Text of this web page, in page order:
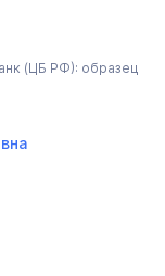
(ЦБ РФ): образец